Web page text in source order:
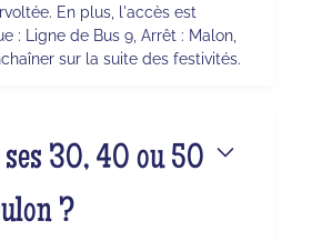
En plus, l'accès est
: Ligne de Bus 9, Arrêt : Malon,
sur la suite des festivités.
ses 30, 40 ou 50
?